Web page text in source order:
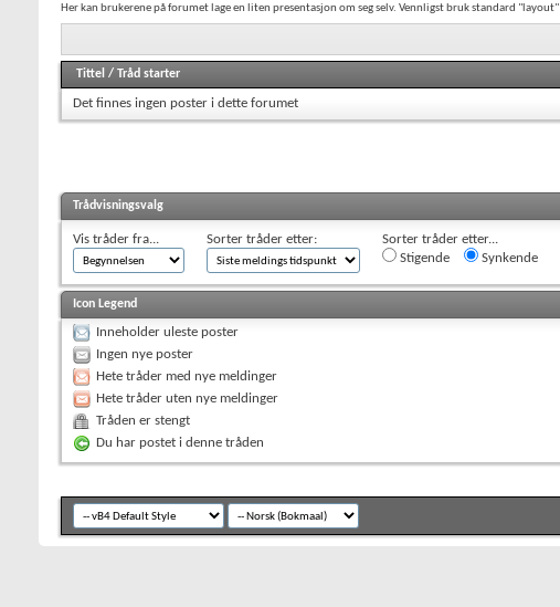
Her kan brukerene på forumet lage en liten presentasjon om seg selv. Vennligst bruk standard "layout"
Tittel / Tråd starter
Det finnes ingen poster i dette forumet
Trådvisningsvalg
Vis tråder fra... Sorter tråder etter:
Sorter tråder etter...
Stigende
Synkende
Icon Legend
Inneholder uleste poster
Ingen nye poster
Hete tråder med nye meldinger
Hete tråder uten nye meldinger
Tråden er stengt
Du har postet i denne tråden